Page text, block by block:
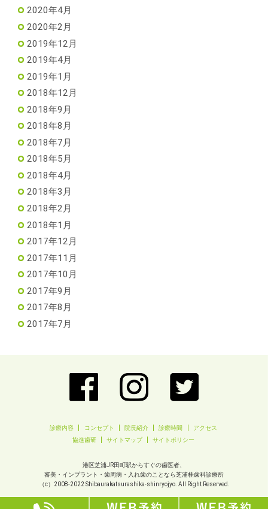
2020年4月
2020年2月
2019年12月
2019年4月
2019年1月
2018年12月
2018年9月
2018年8月
2018年7月
2018年5月
2018年4月
2018年3月
2018年2月
2018年1月
2017年12月
2017年11月
2017年10月
2017年9月
2017年8月
2017年7月
診療内容 コンセプト 院長紹介 診療時間
アクセス
協進歯研
サイトマップ サイトポリシー
港区芝浦JR田町駅からすぐの歯医者、
審美・インプラント・歯周病・入れ歯のことなら芝浦桂歯科診療所
（c）2008-2022 Shibaurakatsurashika-shinryojyo. All Right Reserved.